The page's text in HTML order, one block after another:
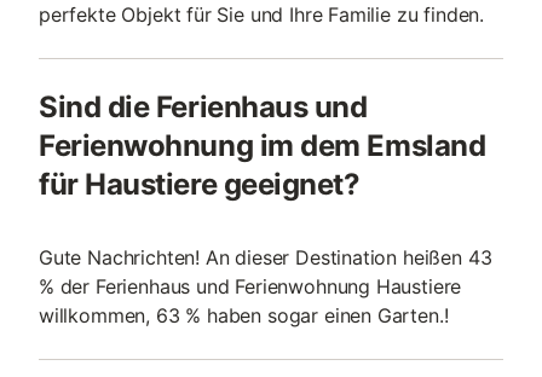
perfekte Objekt für Sie und Ihre Familie zu finden.
Sind die Ferienhaus und
Ferienwohnung im dem Emsland
für Haustiere geeignet?
Gute Nachrichten! An dieser Destination heißen 43
% der Ferienhaus und Ferienwohnung Haustiere
willkommen, 63 % haben sogar einen Garten.!